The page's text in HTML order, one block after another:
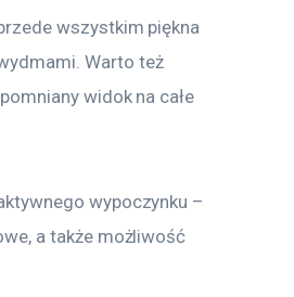
wszystkim piękna
Warto też
widok na całe
wypoczynku –
a także możliwość